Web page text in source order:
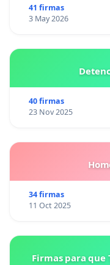
41 firmas
3 May 2026
40 firmas
23 Nov 2025
34 firmas
11 Oct 2025
Firmas para que